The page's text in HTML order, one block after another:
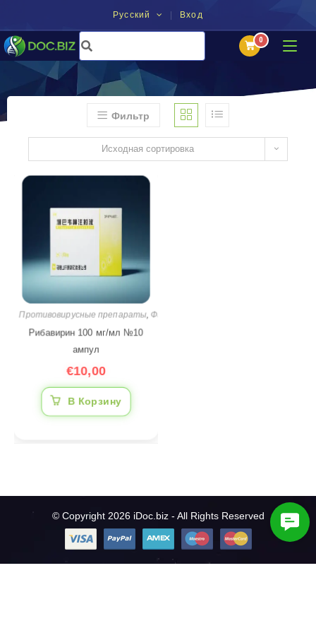
Русский Вход
Фильтр
Исходная сортировка
Противовирусные препараты, Фармацевтические препараты
Рибавирин 100 мг/мл №10
ампул
€10,00
В Корзину
© Copyright 2026 iDoc.biz - All Rights Reserved
C
o